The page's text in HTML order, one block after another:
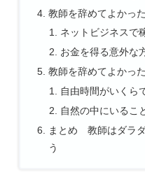
教師を辞めてよかっ
ネットビジネスで
お金を得る意外な
教師を辞めてよかっ
自由時間がいくら
自然の中にいるこ
まとめ 教師はダラ
う